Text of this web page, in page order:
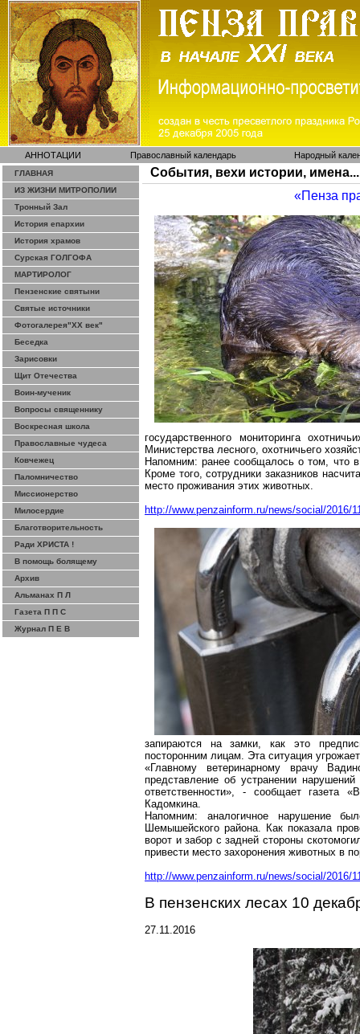
АННОТАЦИИ Православный календарь Народный
ГЛАВНАЯ
ИЗ ЖИЗНИ МИТРОПОЛИИ
Тронный Зал
История епархии
История храмов
Сурская ГОЛГОФА
МАРТИРОЛОГ
Пензенские святыни
Святые источники
Фотогалерея"ХХ век"
Беседка
Зарисовки
Щит Отечества
Воин-мученик
Вопросы священнику
Воскресная школа
Православные чудеса
Ковчежец
Паломничество
Миссионерство
Милосердие
Благотворительность
Ради ХРИСТА !
В помощь болящему
Архив
Альманах П Л
Газета П П С
Журнал П Е В
События, вехи истории, имена...
«Пенза
государственного мониторинга
Министерства лесного, охотничьего
Напомним: ранее сообщалось о том, что в
Кроме того, сотрудники заказников
место проживания этих животных.
http://www.penzainform.ru/news/social/2016/
запираются на замки, как это
посторонним лицам. Эта ситуация
«Главному ветеринарному врачу
представление об устранении
ответственности», - сообщает газета «
Кадомкина.
Напомним: аналогичное нарушение
Шемышейского района. Как показала
ворот и забор с задней стороны
привести место захоронения животных в
http://www.penzainform.ru/news/social/2016/
В пензенских лесах 10
27.11.2016